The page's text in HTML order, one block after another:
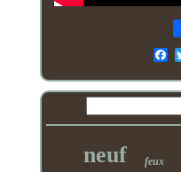
neuf feux